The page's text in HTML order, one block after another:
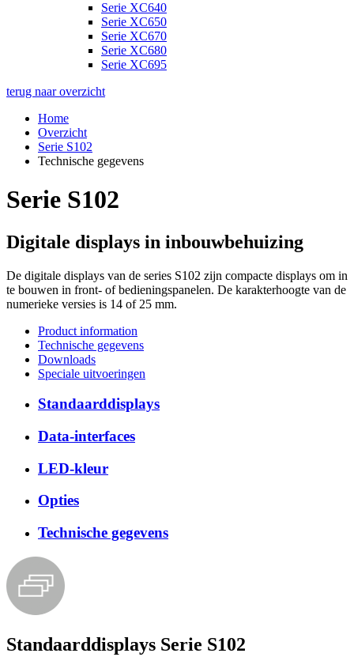
Serie XC640
Serie XC650
Serie XC670
Serie XC680
Serie XC695
terug naar overzicht
Home
Overzicht
Serie S102
Technische gegevens
Serie S102
Digitale displays in inbouwbehuizing
De digitale displays van de series S102 zijn compacte displays om in
te bouwen in front- of bedieningspanelen. De karakterhoogte van de
numerieke versies is 14 of 25 mm.
Product information
Technische gegevens
Downloads
Speciale uitvoeringen
Standaarddisplays
Data-interfaces
LED-kleur
Opties
Technische gegevens
Standaarddisplays Serie S102